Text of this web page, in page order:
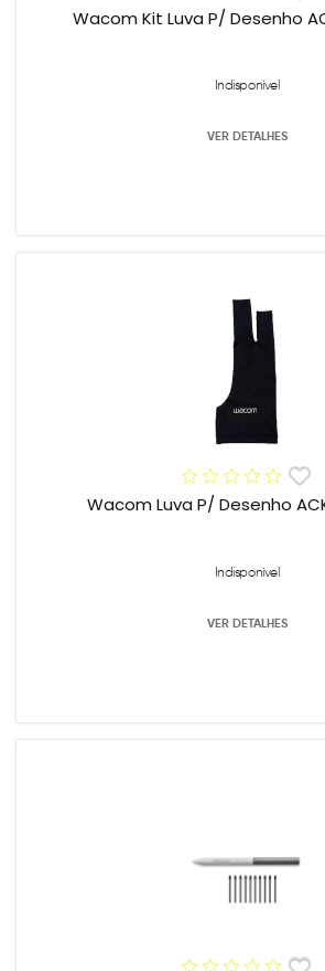
Wacom Kit Luva P/ Desenho
Indisponível
VER DETALHES
Wacom Luva P/ Desenho
Indisponível
VER DETALHES